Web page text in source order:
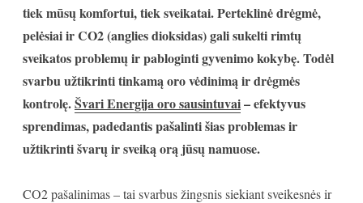
tiek mūsų komfortui, tiek sveikatai. Perteklinė drėgmė,
pelėsiai ir CO2 (anglies dioksidas) gali sukelti rimtų
sveikatos problemų ir pabloginti gyvenimo kokybę. Todėl
svarbu užtikrinti tinkamą oro vėdinimą ir drėgmės
kontrolę.Švari Energija oro sausintuvai– efektyvus
sprendimas, padedantis pašalinti šias problemas ir
užtikrinti švarų ir sveiką orą jūsų namuose.
CO2 pašalinimas – tai svarbus žingsnis siekiant sveikesnės ir